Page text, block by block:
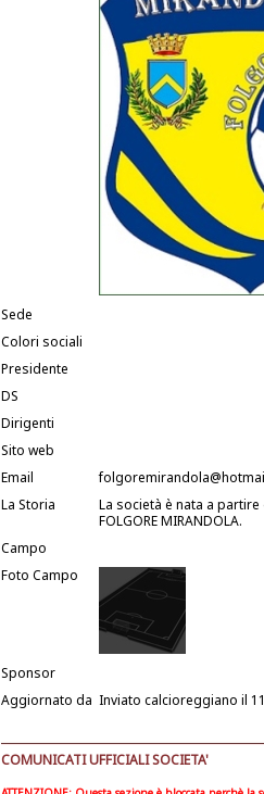
Sede
Colori sociali
Presidente
DS
Dirigenti
Sito web
Email
La Storia
La società è nata a
FOLGORE MIRANDOLA.
Campo
Foto Campo
Sponsor
Aggiornato da Inviato calcioreggiano il
COMUNICATI UFFICIALI SOCIETA'